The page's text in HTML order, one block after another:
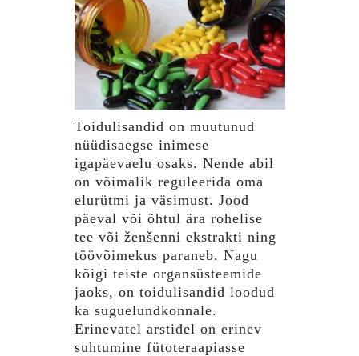
Toidulisandid on muutunud
nüüdisaegse inimese
igapäevaelu osaks. Nende abil
on võimalik reguleerida oma
elurütmi ja väsimust. Jood
päeval või õhtul ära rohelise
tee või ženšenni ekstrakti ning
töövõimekus paraneb. Nagu
kõigi teiste organsüsteemide
jaoks, on toidulisandid loodud
ka suguelundkonnale.
Erinevatel arstidel on erinev
suhtumine fütoteraapiasse